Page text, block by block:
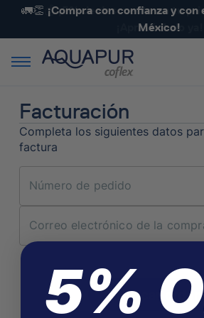
💰 ¡5% de descuento en tu
¡Aprovéchalo ya!
🚛👏 ¡Compra con confianza y
México!
Facturación
Completa los siguientes datos
factura
Número de pedido
Correo electrónico de la
Buscar orden
5%